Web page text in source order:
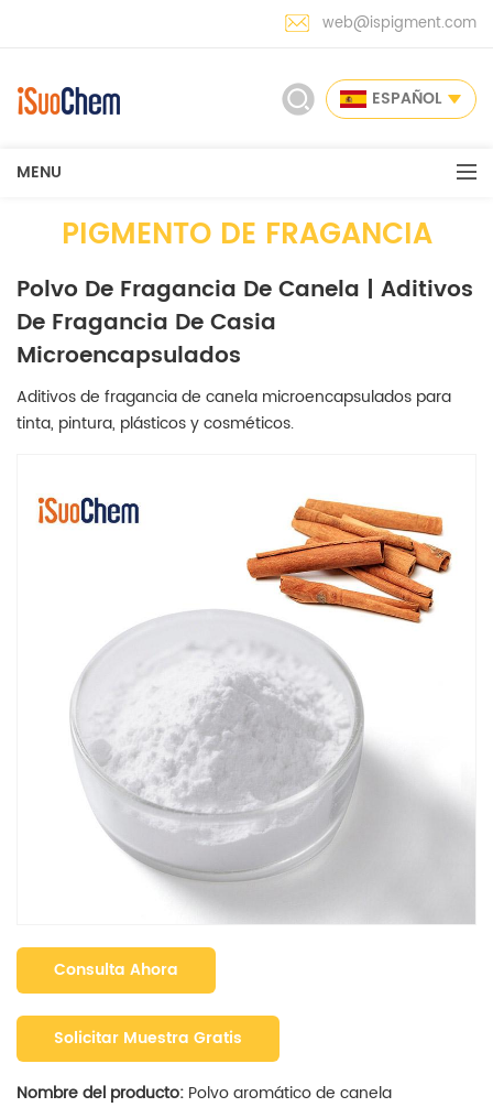
web@ispigment.com
ESPAÑOL
MENU
PIGMENTO DE FRAGANCIA
Polvo De Fragancia De Canela | Aditivos
De Fragancia De Casia
Microencapsulados
Aditivos de fragancia de canela microencapsulados para
tinta, pintura, plásticos y cosméticos.
Consulta Ahora
Solicitar Muestra Gratis
Nombre del producto: Polvo aromático de canela